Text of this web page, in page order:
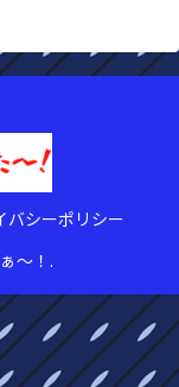
バシーポリシー
〜！.